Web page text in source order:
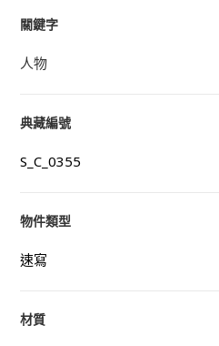
關鍵字
人物
典藏編號
S_C_0355
物件類型
速寫
材質